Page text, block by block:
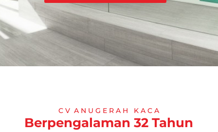
C V A N U G E R A H K A C A
Berpengalaman 32 Tahun